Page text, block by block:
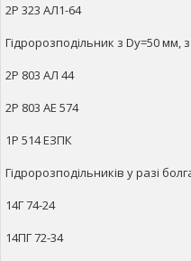
2Р 323 АЛ1-64
Гідророзподільник з Dy=50 мм,
2Р 803 АЛ 44
2Р 803 АЕ 574
1Р 514 ЕЗПК
Гідророзподільників у разі
14Г 74-24
14ПГ 72-34